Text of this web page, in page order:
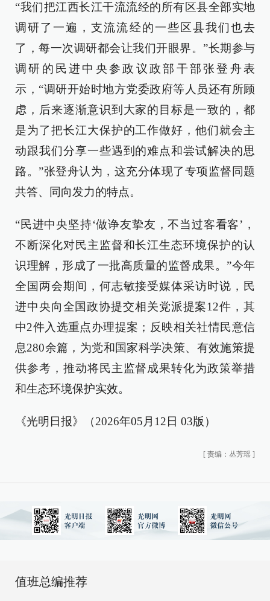
“我们把江西长江干流流经的所有区县全部实地
调研了一遍，支流流经的一些区县我们也去
了，每一次调研都会让我们开眼界。”长期参与
调研的民进中央参政议政部干部张登舟表
示，“调研开始时地方党委政府等人员还有所顾
虑，后来逐渐意识到大家的目标是一致的，都
是为了把长江大保护的工作做好，他们就会主
动跟我们分享一些遇到的难点和尝试解决的思
路。”张登舟认为，这充分体现了专项监督同题
共答、同向发力的特点。
“民进中央坚持‘做诤友挚友，不当过客看客’，
不断深化对民主监督和长江生态环境保护的认
识理解，形成了一批高质量的监督成果。”今年
全国两会期间，何志敏接受媒体采访时说，民
进中央向全国政协提交相关党派提案12件，其
中2件入选重点办理提案；反映相关社情民意信
息280余篇，为党和国家科学决策、有效施策提
供参考，推动将民主监督成果转化为政策举措
和生态环境保护实效。
《光明日报》（2026年05月12日 03版）
[ 责编：丛芳瑶 ]
值班总编推荐